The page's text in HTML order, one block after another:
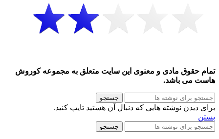
تمام حقوق مادی و معنوی این سایت متعلق به مجموعه کوروش
هاست می باشد.
جستجو
برای دیدن نوشته هایی که دنبال آن هستید تایپ کنید.
بستن
جستجو